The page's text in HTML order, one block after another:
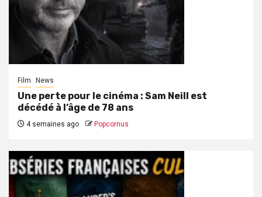
Film News
Une perte pour le cinéma : Sam Neill est
décédé à l’âge de 78 ans
4 semaines ago Popcornus